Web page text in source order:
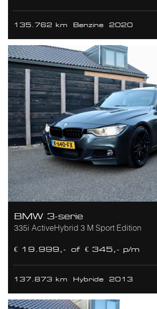
135.762 km Benzine 2020
BMW 3-serie
335i ActiveHybrid 3 M Sport Edition
€ 19.999,- of € 345,- p/m
137.873 km Hybride 2013